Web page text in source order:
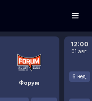
Форум
12:00
01 авг.
6 нед.